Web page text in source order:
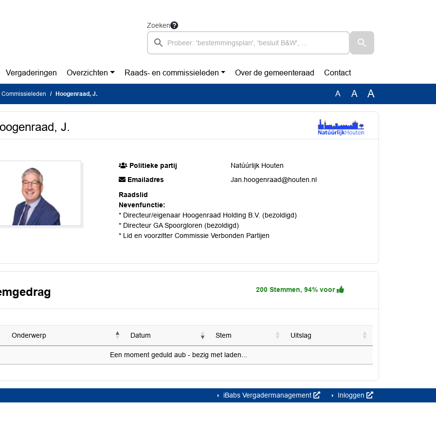
Zoeken
Vergaderingen Overzichten Raads- en commissieleden Over de gemeenteraad Contact
Commissieleden Hoogenraad, J. A A A
J.
Politieke partij
Natúúrlijk Houten
Emailadres
Jan.hoogenraad@houten.nl
Raadslid
Nevenfunctie:
* Directeur/eigenaar Hoogenraad Holding B.V. (bezoldigd)
* Directeur GA Spoorgloren (bezoldigd)
* Lid en voorzitter Commissie Verbonden Partijen
200 Stemmen, 94% voor
Onderwerp Datum Stem Uitslag
Een moment geduld aub - bezig met laden...
iBabs Vergadermanagement Inloggen